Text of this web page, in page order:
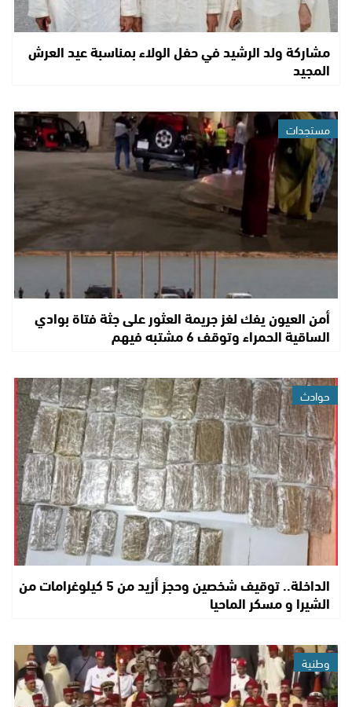
مشاركة ولد الرشيد في حفل الولاء بمناسبة عيد العرش
المجيد
مستجدات
أمن العيون يفك لغز جريمة العثور على جثة فتاة بوادي
الساقية الحمراء وتوقف 6 مشتبه فيهم
حوادث
الداخلة.. توقيف شخصين وحجز أزيد من 5 كيلوغرامات من
الشيرا و مسكر الماحيا
وطنية